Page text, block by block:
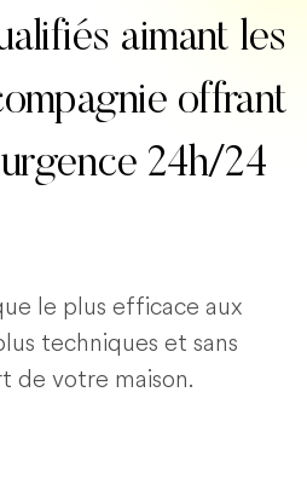
aimant les
offrant
24h/24
le plus efficace aux
techniques et sans
de votre maison.